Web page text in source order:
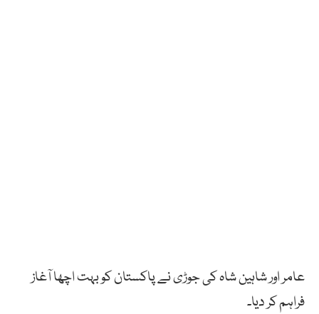
عامر اور شاہین شاہ کی جوڑی نے پاکستان کو بہت اچھا آغاز
فراہم کر دیا۔